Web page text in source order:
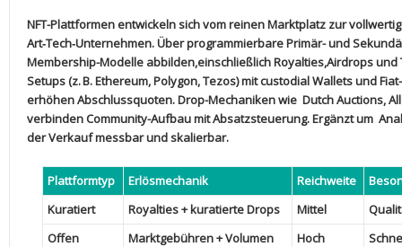
NFT-Plattformen entwickeln sich vom reinen​ Marktplatz zur
Art‑Tech‑Unternehmen. Überprogrammierbare Primär- und‌
⁣Membership-Modelle abbilden,einschließlichRoyalties,Airdropsund
Setups (z. B. Ethereum, Polygon, Tezos) mitcustodial Walletsund‍
erhöhen Abschlussquoten. Drop-Mechaniken wie ⁣ Dutch Auctions,
verbinden Community-Aufbau mit​ Absatzsteuerung. Ergänzt um ⁢
der‌ Verkauf messbar und skalierbar.
Plattformtyp Erlösmechanik Reichweite
Kuratiert
Royalties ⁢+ kuratierte Drops Mittel
Offen
Marktgebühren + Volumen Hoch